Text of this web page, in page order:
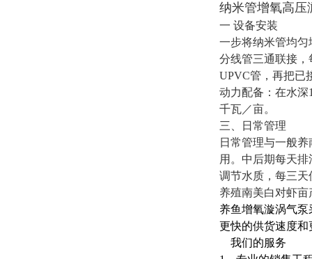
纳米管增氧高压
一 设备安装
一步将纳米管均匀
分线管三通联接
UPVC管，再把已
动力配备：在水深
千瓦／亩。
三、日常管理
日常管理与一般
用。中后期每天
调节水质，每三
养殖南美白对虾亩
养鱼增氧漩涡气泵
更快的供货速度
我们的服务